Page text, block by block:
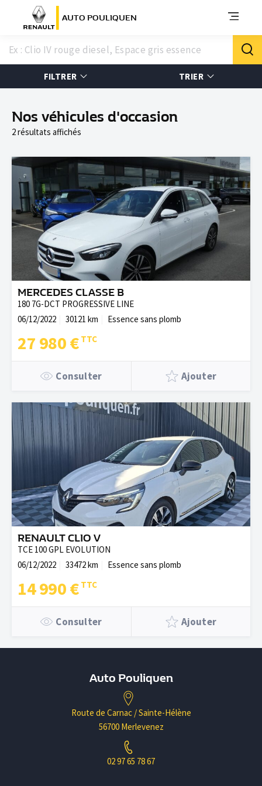
AUTO POULIQUEN
FILTRER TRIER
Nos véhicules d'occasion
2 résultats affichés
MERCEDES CLASSE B
180 7G-DCT PROGRESSIVE LINE
06/12/2022
30121 km Essence sans plomb
27 980 €
Consulter Ajouter
RENAULT CLIO V
TCE 100 GPL EVOLUTION
06/12/2022
33472 km Essence sans plomb
14 990 €
Consulter Ajouter
Auto Pouliquen
Route de Carnac / Sainte-Hélène
56700 Merlevenez
02 97 65 78 67